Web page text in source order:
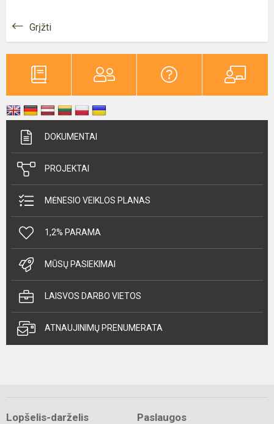
Grįžti
DOKUMENTAI
PROJEKTAI
MĖNESIO VEIKLOS PLANAS
1,2% PARAMA
MŪSŲ PASIEKIMAI
LAISVOS DARBO VIETOS
ATNAUJINIMŲ PRENUMERATA
Lopšelis-darželis Paslaugos